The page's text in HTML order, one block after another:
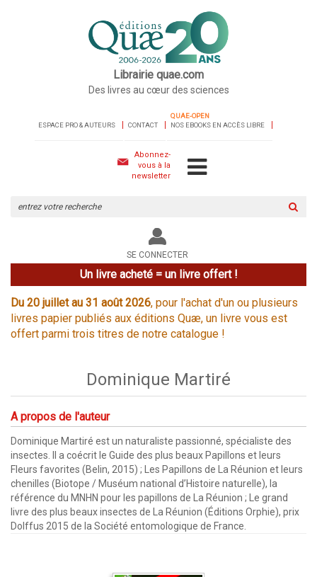
Librairie quae.com
Des livres au cœur des sciences
ESPACE PRO & AUTEURS CONTACT
QUAE-OPEN
NOS EBOOKS EN ACCÈS LIBRE
Abonnez-
vous à la
newsletter
le
site
SE CONNECTER
Un livre acheté = un livre offert !
Du 20 juillet au 31 août 2026, pour l'achat d'un ou plusieurs
livres papier publiés aux éditions Quæ, un livre vous est
offert parmi trois titres de notre catalogue !
Dominique Martiré
A propos de l'auteur
Dominique Martiré est un naturaliste passionné, spécialiste des
insectes. Il a coécrit le Guide des plus beaux Papillons et leurs
Fleurs favorites (Belin, 2015) ; Les Papillons de La Réunion et leurs
chenilles (Biotope / Muséum national d’Histoire naturelle), la
référence du MNHN pour les papillons de La Réunion ; Le grand
livre des plus beaux insectes de La Réunion (Éditions Orphie), prix
Dolffus 2015 de la Société entomologique de France.